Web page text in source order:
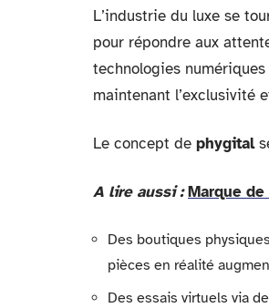
L’industrie du luxe se
pour répondre aux
technologies
maintenant l’exclusivité
Le concept de phygital
A lire aussi : Marque
Des boutiques
pièces en réalité
Des essais virtuels via